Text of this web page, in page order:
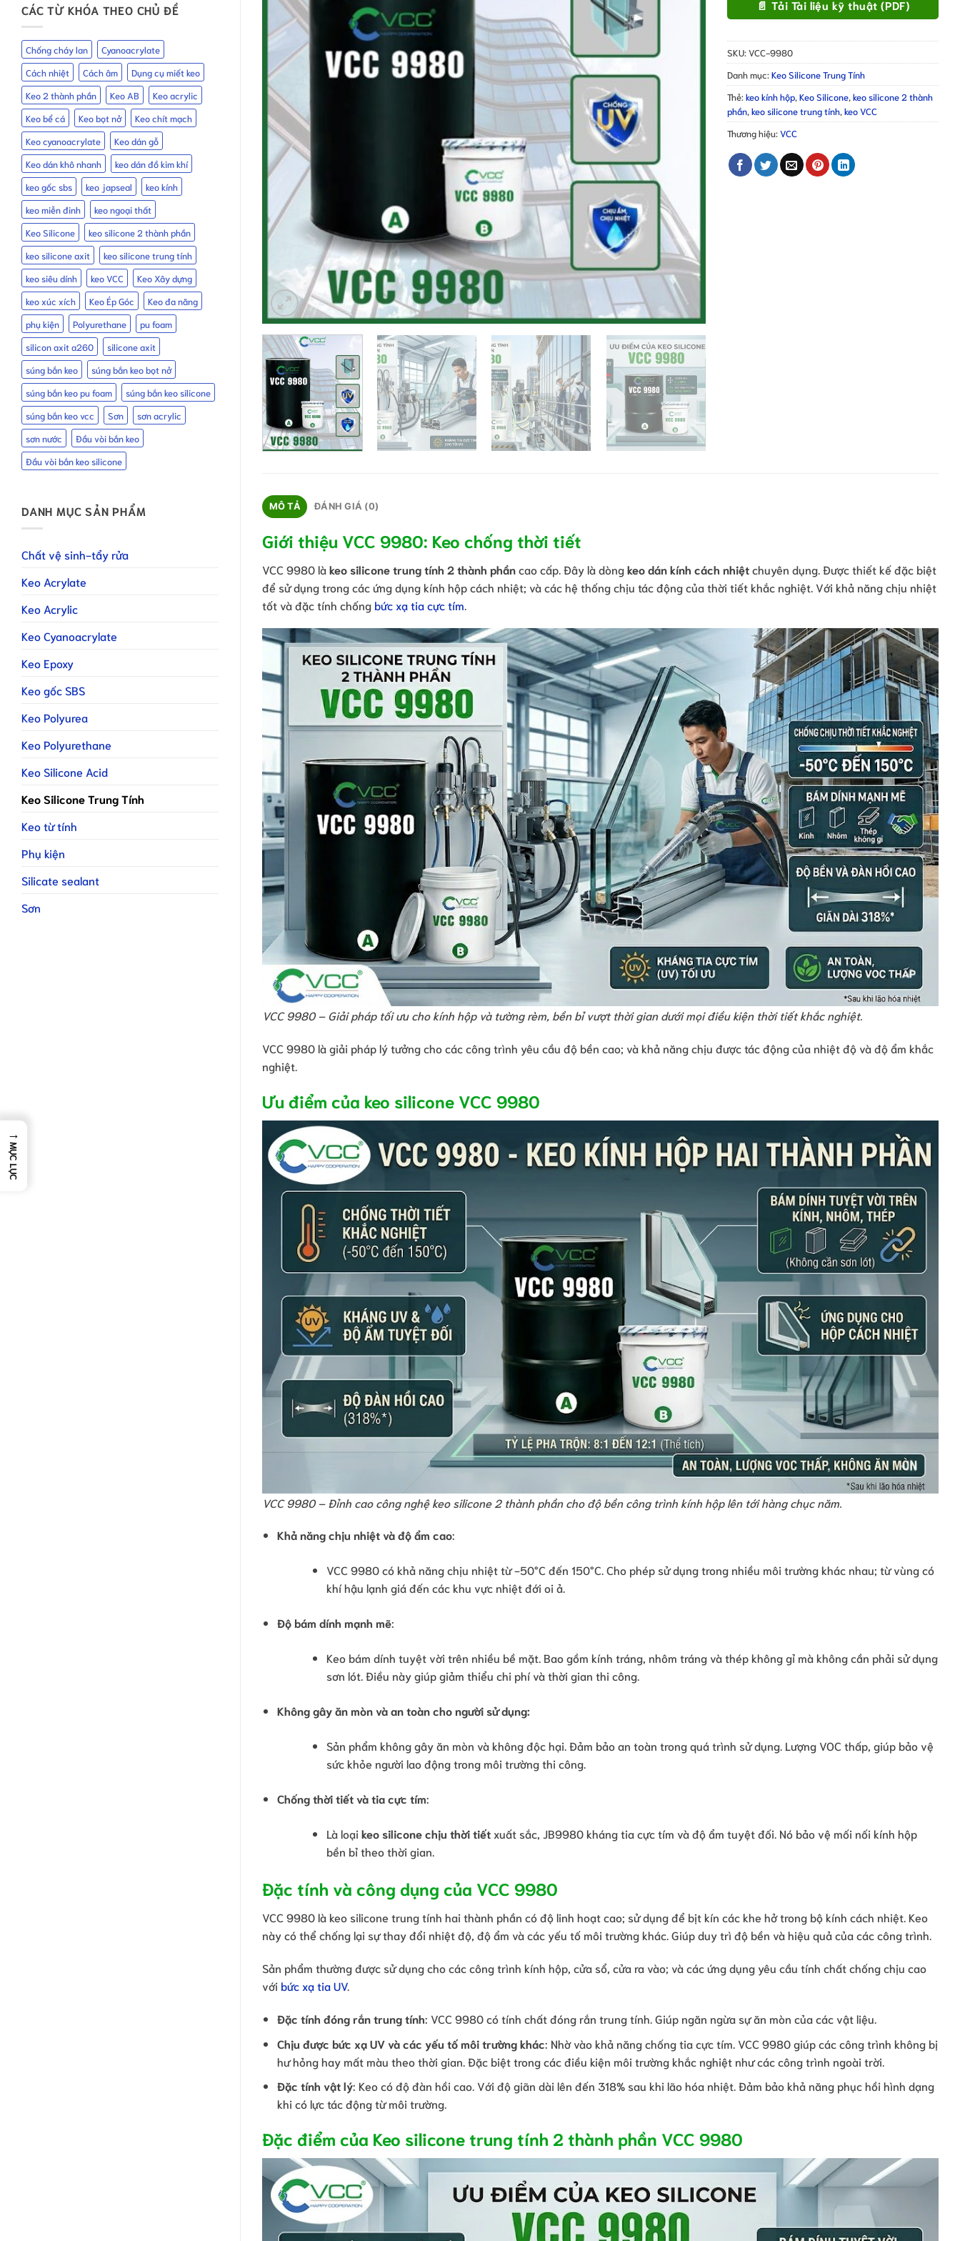
CÁC TỪ KHÓA THEO CHỦ ĐỀ
Chống cháy lan
Cyanoacrylate
Cách nhiệt
Cách âm
Dụng cụ miết keo
Keo 2 thành phần
Keo AB
Keo acrylic
Keo bể cá
Keo bọt nở
Keo chít mạch
Keo cyanoacrylate
Keo dán gỗ
Keo dán khô nhanh
keo dán đồ kim khí
keo gốc sbs
keo japseal
keo kính
keo miễn đinh
keo ngoại thất
Keo Silicone
keo silicone 2 thành phần
keo silicone axit
keo silicone trung tính
keo siêu dính
keo VCC
Keo Xây dựng
keo xúc xích
Keo Ép Góc
Keo đa năng
phụ kiện
Polyurethane
pu foam
silicon axit a260
silicone axit
súng bắn keo
súng bắn keo bọt nở
súng bắn keo pu foam
súng bắn keo silicone
súng bắn keo vcc
Sơn
sơn acrylic
sơn nước
Đầu vòi bắn keo
Đầu vòi bắn keo silicone
DANH MỤC SẢN PHẨM
Chất vệ sinh-tẩy rửa
Keo Acrylate
Keo Acrylic
Keo Cyanoacrylate
Keo Epoxy
Keo gốc SBS
Keo Polyurea
Keo Polyurethane
Keo Silicone Acid
Keo Silicone Trung Tính
Keo từ tính
Phụ kiện
Silicate sealant
Sơn
📄 Tải Tài liệu kỹ thuật (PDF)
SKU:VCC-9980
Danh mục:Keo Silicone Trung Tính
Thẻ:keo kính hộp,Keo Silicone,keo silicone 2 thành
phần,keo silicone trung tính,keo VCC
Thương hiệu:VCC
MÔ TẢ ĐÁNH GIÁ (0)
Giới thiệu VCC 9980: Keo chống thời tiết
VCC 9980 là keo silicone trung tính 2 thành phầncao cấp. Đây là dòngkeo dán kính cách nhiệtchuyên dụng. Được thiết kế đặc biệt
để sử dụng trong các ứng dụng kính hộp cách nhiệt; và các hệ thống chịu tác động của thời tiết khắc nghiệt. Với khả năng chịu nhiệt
tốt và đặc tính chống bức xạ tia cực tím
VCC 9980 – Giải pháp tối ưu cho kính hộp và tường rèm, bền bỉ vượt thời gian dưới mọi điều kiện thời tiết khắc nghiệt.
VCC 9980 là giải pháp lý tưởng cho các công trình yêu cầu độ bền cao; và khả năng chịu được tác động của nhiệt độ và độ ẩm khắc
nghiệt.
Ưu điểm của keo silicone VCC 9980
VCC 9980 – Đỉnh cao công nghệ keo silicone 2 thành phần cho độ bền công trình kính hộp lên tới hàng chục năm.
Khả năng chịu nhiệt và độ ẩm cao:
VCC 9980 có khả năng chịu nhiệt từ -50°C đến 150°C. Cho phép sử dụng trong nhiều môi trường khác nhau; từ vùng có
khí hậu lạnh giá đến các khu vực nhiệt đới oi ả.
Độ bám dính mạnh mẽ:
Keo bám dính tuyệt vời trên nhiều bề mặt. Bao gồm kính tráng, nhôm tráng và thép không gỉ mà không cần phải sử dụng
sơn lót. Điều này giúp giảm thiểu chi phí và thời gian thi công.
Không gây ăn mòn và an toàn cho người sử dụng:
Sản phẩm không gây ăn mòn và không độc hại. Đảm bảo an toàn trong quá trình sử dụng. Lượng VOC thấp, giúp bảo vệ
sức khỏe người lao động trong môi trường thi công.
Chống thời tiết và tia cực tím:
Là loại keo silicone chịu thời tiếtxuất sắc, JB9980 kháng tia cực tím và độ ẩm tuyệt đối. Nó bảo vệ mối nối kính hộp
bền bỉ theo thời gian.
Đặc tính và công dụng của VCC 9980
VCC 9980 là keo silicone trung tính hai thành phần có độ linh hoạt cao; sử dụng để bịt kín các khe hở trong bộ kính cách nhiệt. Keo
này có thể chống lại sự thay đổi nhiệt độ, độ ẩm và các yếu tố môi trường khác. Giúp duy trì độ bền và hiệu quả của các công trình.
Sản phẩm thường được sử dụng cho các công trình kính hộp, cửa sổ, cửa ra vào; và các ứng dụng yêu cầu tính chất chống chịu cao
với bức xạ tia UV.
Đặc tính đóng rắn trung tính: VCC 9980 có tính chất đóng rắn trung tính. Giúp ngăn ngừa sự ăn mòn của các vật liệu.
Chịu được bức xạ UV và các yếu tố môi trường khác: Nhờ vào khả năng chống tia cực tím. VCC 9980 giúp các công trình không bị
hư hỏng hay mất màu theo thời gian. Đặc biệt trong các điều kiện môi trường khắc nghiệt như các công trình ngoài trời.
Đặc tính vật lý: Keo có độ đàn hồi cao. Với độ giãn dài lên đến 318% sau khi lão hóa nhiệt. Đảm bảo khả năng phục hồi hình dạng
khi có lực tác động từ môi trường.
Đặc điểm của Keo silicone trung tính 2 thành phần VCC 9980
→
MỤC LỤC